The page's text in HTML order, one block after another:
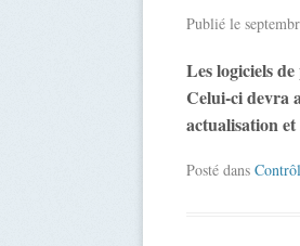
Publié le
Les logiciels
Celui-ci devra
actualisation et
Posté dans